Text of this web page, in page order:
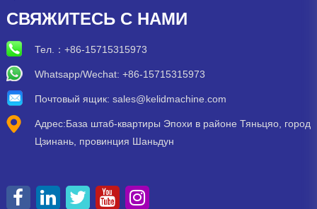
СВЯЖИТЕСЬ С НАМИ
Тел.： +86-15715315973
Whatsapp/Wechat: +86-15715315973
Почтовый ящик: sales@kelidmachine.com
Адрес:База штаб-квартиры Эпохи в районе Тяньцяо, город
Цзинань, провинция Шаньдун